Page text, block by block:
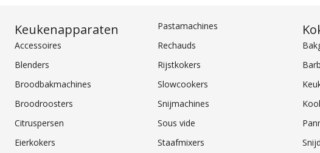
Keukenapparaten
Accessoires
Blenders
Broodbakmachines
Broodroosters
Citruspersen
Eierkokers
Pastamachines
Rechauds
Rijstkokers
Slowcookers
Snijmachines
Sous vide
Staafmixers